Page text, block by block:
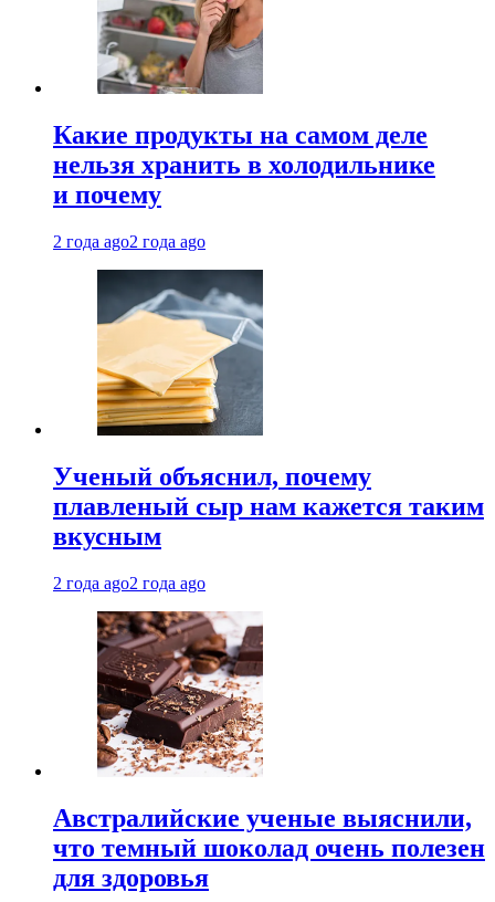
Какие продукты на самом деле
нельзя хранить в холодильнике
и почему
2 года ago2 года ago
Ученый объяснил, почему
плавленый сыр нам кажется таким
вкусным
2 года ago2 года ago
Австралийские ученые выяснили,
что темный шоколад очень полезен
для здоровья